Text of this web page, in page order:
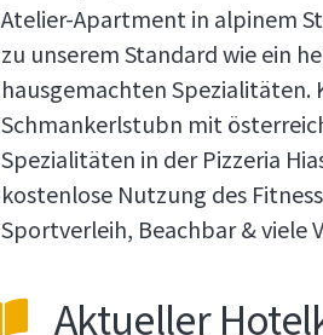
Atelier-Apartment in alpinem
zu unserem Standard wie ein
hausgemachten Spezialitäten.
Schmankerlstubn mit
Spezialitäten in der Pizzeria
kostenlose Nutzung des
Sportverleih, Beachbar & viele
Aktueller